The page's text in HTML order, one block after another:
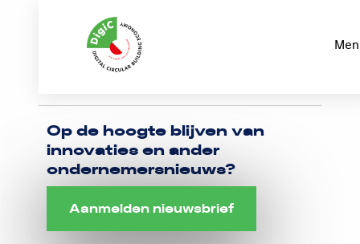
Utrecht
Op de hoogte blijven van
innovaties en ander
ondernemersnieuws?
Aanmelden nieuwsbrief